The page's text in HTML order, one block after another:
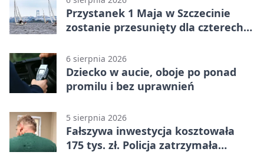
Przystanek 1 Maja w Szczecinie
zostanie przesunięty dla czterech
6 sierpnia 2026
Dziecko w aucie, oboje po ponad
promilu i bez uprawnień
5 sierpnia 2026
Fałszywa inwestycja kosztowała
175 tys. zł. Policja zatrzymała